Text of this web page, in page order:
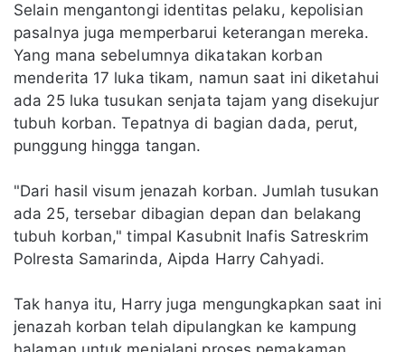
Selain mengantongi identitas pelaku, kepolisian
pasalnya juga memperbarui keterangan mereka.
Yang mana sebelumnya dikatakan korban
menderita 17 luka tikam, namun saat ini diketahui
ada 25 luka tusukan senjata tajam yang disekujur
tubuh korban. Tepatnya di bagian dada, perut,
punggung hingga tangan.
"Dari hasil visum jenazah korban. Jumlah tusukan
ada 25, tersebar dibagian depan dan belakang
tubuh korban," timpal Kasubnit Inafis Satreskrim
Polresta Samarinda, Aipda Harry Cahyadi.
Tak hanya itu, Harry juga mengungkapkan saat ini
jenazah korban telah dipulangkan ke kampung